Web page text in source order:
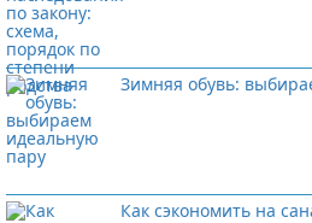
Зимняя обувь:
Как сэкономить на